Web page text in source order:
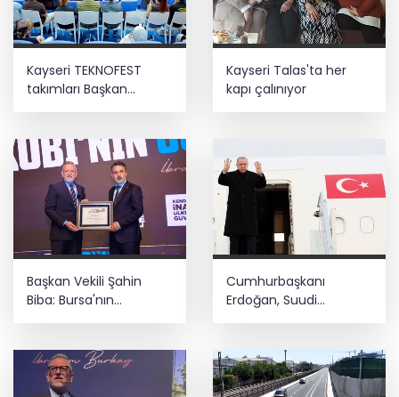
Kayseri TEKNOFEST
takımları Başkan
Büyükkılıç'la buluştu
Kayseri Talas'ta her
kapı çalınıyor
Başkan Vekili Şahin
Biba: Bursa'nın
Cumhurbaşkanı
Erdoğan, Suudi